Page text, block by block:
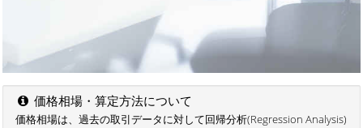
価格相場・算定方法について
価格相場は、過去の取引データに対して回帰分析(Regression Analysis)